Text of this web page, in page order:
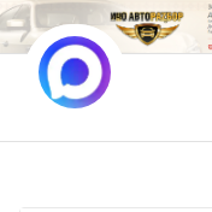
Перейти
к
содержимому